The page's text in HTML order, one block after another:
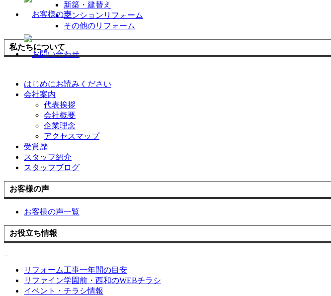
新築・建替え
マンションリフォーム
その他のリフォーム
私たちについて
はじめにお読みください
会社案内
代表挨拶
会社概要
企業理念
アクセスマップ
受賞歴
スタッフ紹介
スタッフブログ
お客様の声
お客様の声一覧
お役立ち情報
リフォーム工事一年間の目安
リファイン学園前・西和のWEBチラシ
イベント・チラシ情報